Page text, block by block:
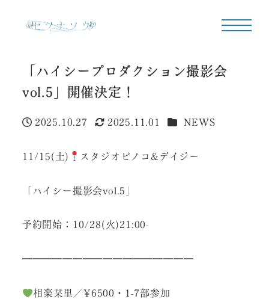
「ハイシープロダクション撮影会
vol.5」開催決定！
投稿日
2025.10.27
更新日
2025.11.01 カテゴリー
NEWS
11/15(土) スタジオピノコ&デイジー
「ハイシー撮影会vol.5」
予約開始：10/28(火)21:00-
━━━━━━━━━━━━━━━━━
相楽栞里／¥6500・1-7部参加